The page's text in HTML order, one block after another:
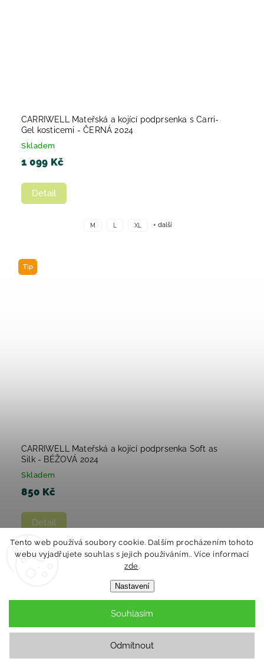
Tento web používá soubory cookie. Dalším procházením tohoto
webu vyjadřujete souhlas s jejich používáním.. Více informací
zde.
Nastavení
Odmítnout
Souhlasím
CARRIWELL Mateřská a kojící podprsenka s Carri-
Gel kosticemi - ČERNÁ 2024
Skladem
1 099 Kč
Detail
M XL + další
Tip
CARRIWELL Mateřská a kojící podprsenka Soft as
Silk - BÉŽOVÁ 2024
Skladem
850 Kč
Detail
M L XL + další